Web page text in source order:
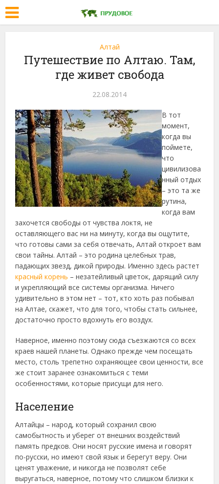
Алтай
Путешествие по Алтаю. Там,
где живет свобода
22.08.2014
В тот
момент,
когда вы
поймете,
что
цивилизова
нный отдых
– это та же
рутина,
когда вам
захочется свободы от чувства локтя, не
оставляющего вас ни на минуту, когда вы ощутите,
что готовы сами за себя отвечать, Алтай откроет вам
свои тайны. Алтай – это родина целебных трав,
падающих звезд, дикой природы. Именно здесь растет
красный корень – незатейливый цветок, дарящий силу
и укрепляющий все системы организма. Ничего
удивительно в этом нет – тот, кто хоть раз побывал
на Алтае, скажет, что для того, чтобы стать сильнее,
достаточно просто вдохнуть его воздух.
Наверное, именно поэтому сюда съезжаются со всех
краев нашей планеты. Однако прежде чем посещать
место, столь трепетно охраняющее свои ценности, все
же стоит заранее ознакомиться с теми
особенностями, которые присущи для него.
Население
Алтайцы – народ, который сохранил свою
самобытность и уберег от внешних воздействий
память предков. Они носят русские имена и говорят
по-русски, но имеют свой язык и берегут веру. Они
ценят уважение, и никогда не позволят себе
выругаться, наверное, потому что слишком близки к